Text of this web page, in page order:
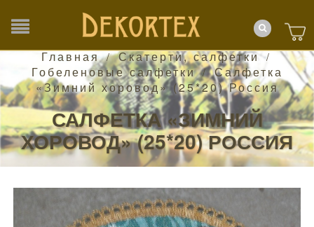
Главная / Скатерти, салфетки /
Гобеленовые салфетки /Салфетка
«Зимний хоровод» (25*20) Россия
САЛФЕТКА «ЗИМНИЙ
ХОРОВОД» (25*20) РОССИЯ